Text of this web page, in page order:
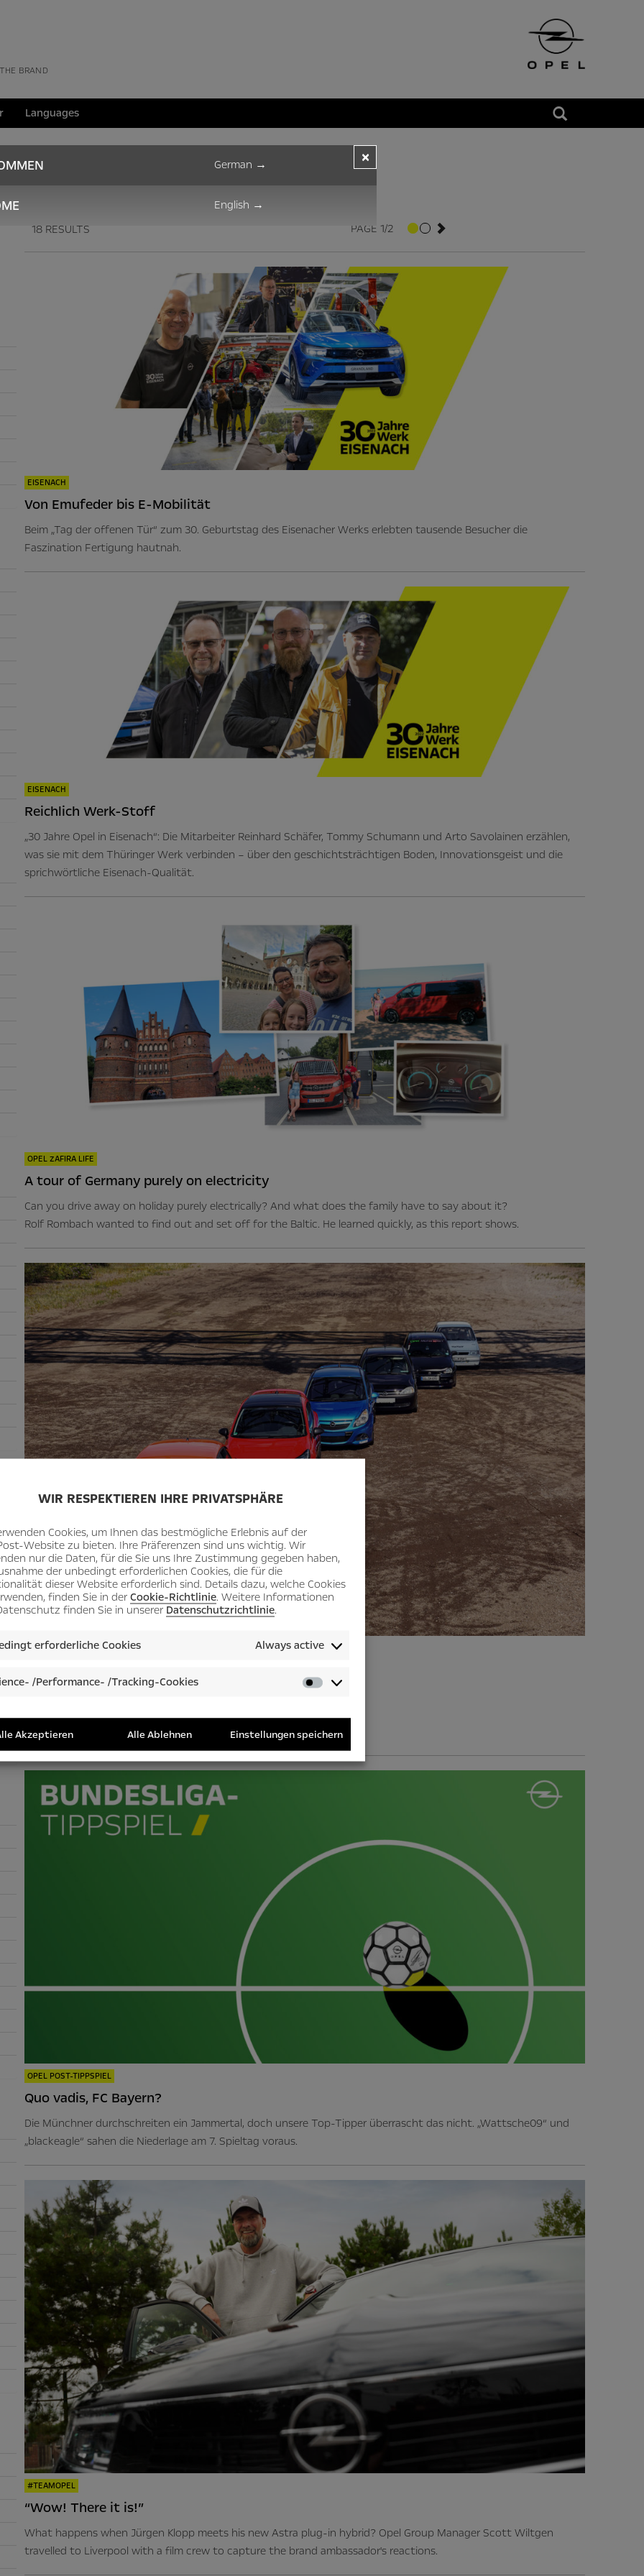
WIR RESPEKTIEREN IHRE PRIVATSPHÄRE
Cookies, um Ihnen das bestmögliche Erlebnis auf der
Website zu bieten. Ihre Präferenzen sind uns wichtig. Wir
nur die Daten, für die Sie uns Ihre Zustimmung gegeben haben,
der unbedingt erforderlichen Cookies, die für die
dieser Website erforderlich sind. Details dazu, welche Cookies
finden Sie in derCookie-Richtlinie. Weitere Informationen
finden Sie in unserer Datenschutzrichtlinie.
erforderliche Cookies Always active
/Performance- /Tracking-Cookies
Audience-
/Tracking-
Cookies
Akzeptieren Alle Ablehnen Einstellungen speichern
BRAND
Languages
Articles
18 RESULTS PAGE 1/2
EISENACH
Von Emufeder bis E-Mobilität
Beim „Tag der offenen Tür“ zum 30. Geburtstag des Eisenacher Werks erlebten tausende Besucher die
Faszination Fertigung hautnah.
EISENACH
Reichlich Werk-Stoff
„30 Jahre Opel in Eisenach“: Die Mitarbeiter Reinhard Schäfer, Tommy Schumann und Arto Savolainen erzählen,
was sie mit dem Thüringer Werk verbinden – über den geschichtsträchtigen Boden, Innovationsgeist und die
sprichwörtliche Eisenach-Qualität.
OPEL ZAFIRA LIFE
A tour of Germany purely on electricity
Can you drive away on holiday purely electrically? And what does the family have to say about it?
Rolf Rombach wanted to find out and set off for the Baltic. He learned quickly, as this report shows.
OPEL CORSA
Generationen-Shooting getroffen.
OPEL POST-TIPPSPIEL
Quo vadis, FC Bayern?
Die Münchner durchschreiten ein Jammertal, doch unsere Top-Tipper überrascht das nicht. „Wattsche09“ und
„blackeagle“ sahen die Niederlage am 7. Spieltag voraus.
#TEAMOPEL
“Wow! There it is!”
What happens when Jürgen Klopp meets his new Astra plug-in hybrid? Opel Group Manager Scott Wiltgen
travelled to Liverpool with a film crew to capture the brand ambassador's reactions.
×
German →
English →